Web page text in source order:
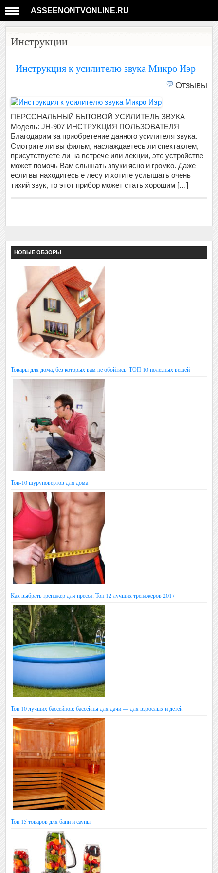
ASSEENONTVONLINE.RU
Инструкции
Инструкция к усилителю звука Микро Иэр
Отзывы
ПЕРСОНАЛЬНЫЙ БЫТОВОЙ УСИЛИТЕЛЬ ЗВУКА
Модель: JH-907 ИНСТРУКЦИЯ ПОЛЬЗОВАТЕЛЯ
Благодарим за приобретение данного усилителя звука.
Смотрите ли вы фильм, наслаждаетесь ли спектаклем,
присутствуете ли на встрече или лекции, это устройстве
может помочь Вам слышать звуки ясно и громко. Даже
если вы находитесь е лесу и хотите услышать очень
тихий звук, то этот прибор может стать хорошим […]
НОВЫЕ ОБЗОРЫ
Товары для дома, без которых вам не обойтись: ТОП 10 полезных вещей
Топ-10 шуруповертов для дома
Как выбрать тренажер для пресса: Топ 12 лучших тренажеров 2017
Топ 10 лучших бассейнов: бассейны для дачи — для взрослых и детей
Топ 15 товаров для бани и сауны